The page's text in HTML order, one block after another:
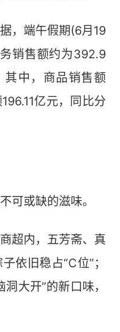
端午假期(6月19
销售额约为392.9
其中，商品销售额
亿元，同比分
或缺的滋味。
内，五芳斋、真
依旧稳占“C位”；
大开”的新口味，